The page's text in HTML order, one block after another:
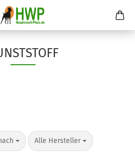
Alle Hersteller
pro Seite